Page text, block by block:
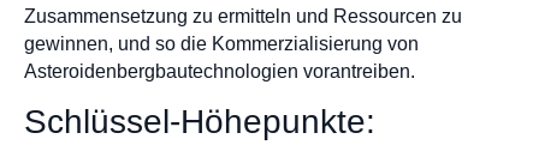
Zusammensetzung zu ermitteln und Ressourcen zu
gewinnen, und so die Kommerzialisierung von
Asteroidenbergbautechnologien vorantreiben.
Schlüssel-Höhepunkte: